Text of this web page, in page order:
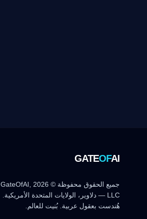
GATEOFAI
جميع الحقوق محفوظة © 2026 GateOfAI,
LLC — دلاوير، الولايات المتحدة الأمريكية.
هُندست بعقول عربية. بُنيت للعالم.